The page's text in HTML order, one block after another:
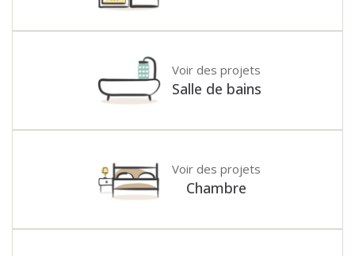
Voir des projets
Salle de bains
Voir des projets
Chambre